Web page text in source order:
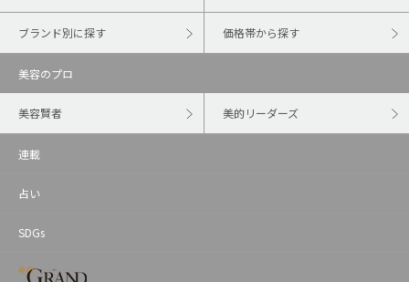
ブランド別に探す 価格帯から探す
美容のプロ
美容賢者 美的リーダーズ
連載
占い
SDGs